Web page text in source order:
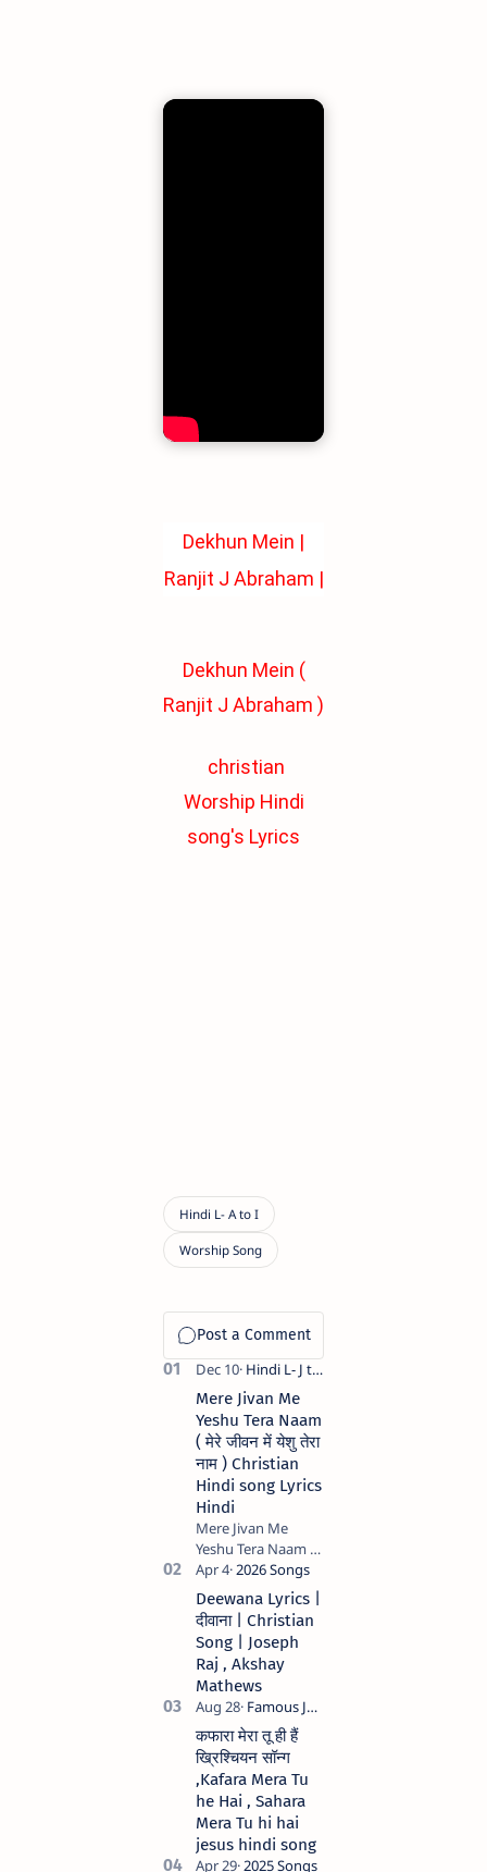
Dekhun Mein |
Ranjit J Abraham |
Dekhun Mein (
Ranjit J Abraham )
christian
Worship Hindi
song's Lyrics
Mere Jivan Me
Yeshu Tera Naam
( मेरे जीवन में येशु तेरा
नाम ) Christian
Hindi song Lyrics
Hindi
Mere Jivan Me
Yeshu Tera Naam (
मेरे जीवन में येशु तेरा नाम )
Christian Hindi
song Lyrics Hindi
Anil Kant …
Deewana Lyrics |
दीवाना | Christian
Song | Joseph
Raj , Akshay
Mathews
कफारा मेरा तू ही हैं
ख्रिश्चियन सॉन्ग
,Kafara Mera Tu
he Hai , Sahara
Mera Tu hi hai
jesus hindi song